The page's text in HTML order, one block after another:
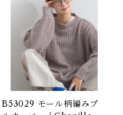
B53029 モール柄編みプ